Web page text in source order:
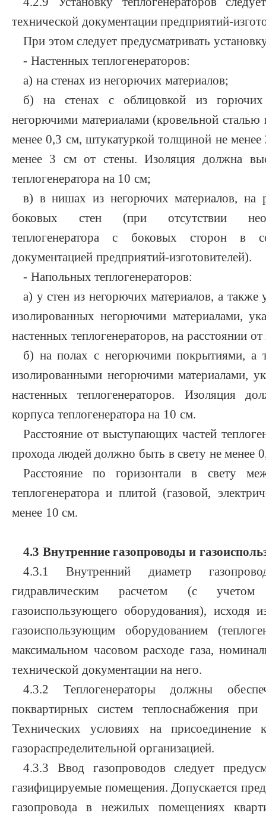
технической документации предприятий-
При этом следует предусматривать
- Настенных теплогенераторов:
а) на стенах из негорючих материалов;
б) на стенах с облицовкой из горючих
негорючими материалами (кровельной
менее 0,3 см, штукатуркой толщиной не менее
менее 3 см от стены. Изоляция должна
теплогенератора на 10 см;
в) в нишах из негорючих материалов, на
боковых стен (при отсутствии
теплогенератора с боковых сторон в
документацией предприятий-изготовителей).
- Напольных теплогенераторов:
а) у стен из негорючих материалов, а также
изолированных негорючими материалами,
настенных теплогенераторов, на расстоянии
б) на полах с негорючими покрытиями, а
изолированными негорючими материалами,
настенных теплогенераторов. Изоляция
корпуса теплогенератора на 10 см.
Расстояние от выступающих частей
прохода людей должно быть в свету не менее
Расстояние по горизонтали в свету
теплогенератора и плитой (газовой,
менее 10 см.
4.3 Внутренние газопроводы и
4.3.1 Внутренний диаметр
гидравлическим расчетом (с учетом
газоиспользующего оборудования), исходя
газоиспользующим оборудованием
максимальном часовом расходе газа,
технической документации на него.
4.3.2 Теплогенераторы должны
поквартирных систем теплоснабжения
Технических условиях на присоединение
газораспределительной организацией.
4.3.3 Ввод газопроводов следует
газифицируемые помещения. Допускается
газопровода в нежилых помещениях